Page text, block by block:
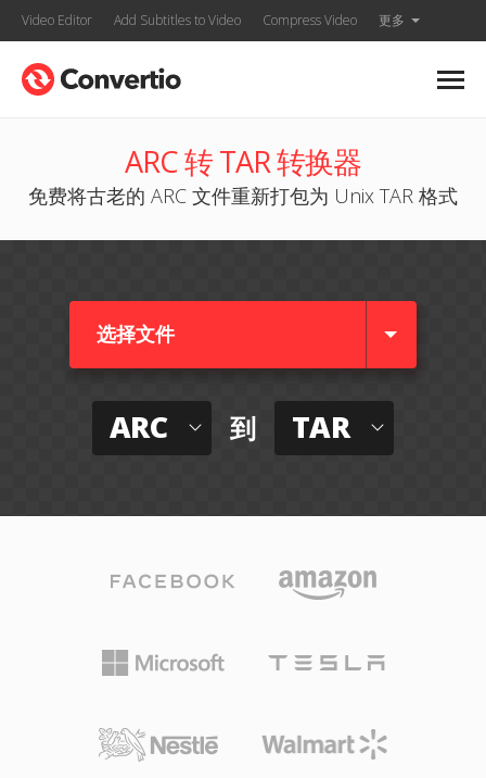
Video Editor Add Subtitles to Video Compress Video 更多
ARC 转 TAR 转换器
免费将古老的 ARC 文件重新打包为 Unix TAR 格式
选择文件
ARC 到 TAR